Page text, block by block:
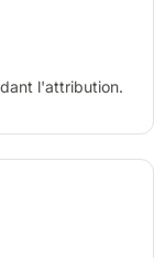
l'attribution.